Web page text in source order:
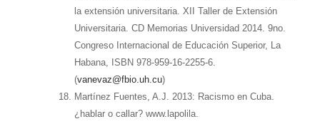
la extensión universitaria. XII Taller de Extensión
Universitaria. CD Memorias Universidad 2014. 9no.
Congreso Internacional de Educación Superior, La
Habana, ISBN 978-959-16-2255-6.
(vanevaz@fbio.uh.cu)
Martínez Fuentes, A.J. 2013: Racismo en Cuba.
¿hablar o callar? www.lapolila.